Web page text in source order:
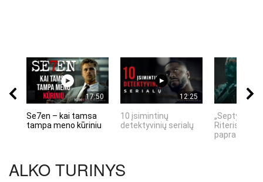
17:50
Se7en – kai tamsa
tampa meno kūriniu
12:25
10 įsimintinų
detektyvinių serialų
„Septynių
Riteris" – kai
ALKO TURINYS